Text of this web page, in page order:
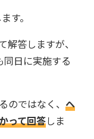
す。
答しますが、
日に実施する
のではなく、 ヘ
って回答しま